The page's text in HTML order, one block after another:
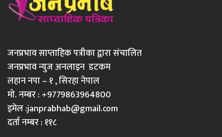
जनप्रभाव साप्ताहिक पत्रीका द्वारा संचालित
जनप्रभाव न्युज अनलाइन डटकम
लहान नपा – १ , सिरहा नेपाल
मो. नम्बर : +9779863964800
इमेल :janprabhab@gmail.com
दर्ता नम्बर : ११८